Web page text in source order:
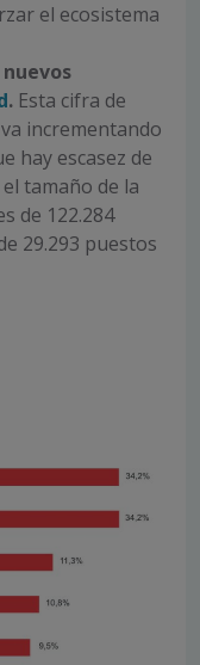
el ecosistema
nuevos
. Esta cifra de
incrementando
hay escasez de
tamaño de la
de 122.284
29.293 puestos